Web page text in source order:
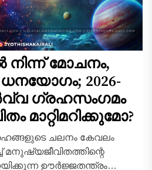
നിന്ന് മോചനം,
2026-
ഗ്രഹസംഗമം
മാറ്റിമറിക്കുമോ?
ചലനം കേവലം
മനുഷ്യജീവിതത്തിന്റെ
ഊർജ്ജതന്ത്രം